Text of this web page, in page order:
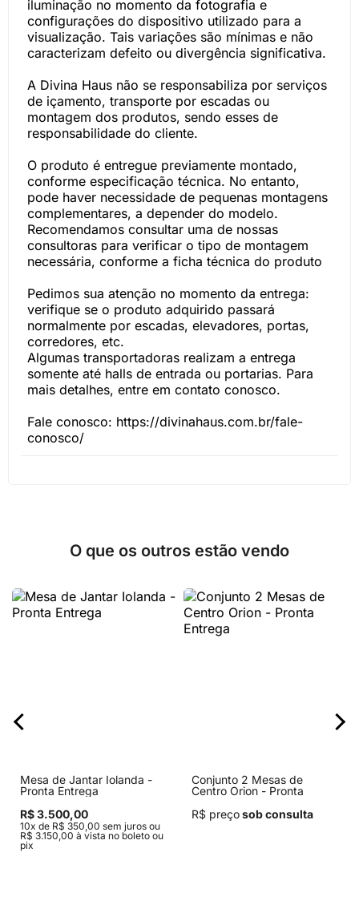
iluminação no momento da fotografia e
configurações do dispositivo utilizado para a
visualização. Tais variações são mínimas e não
caracterizam defeito ou divergência significativa.
A Divina Haus não se responsabiliza por serviços
de içamento, transporte por escadas ou
montagem dos produtos, sendo esses de
responsabilidade do cliente.
O produto é entregue previamente montado,
conforme especificação técnica. No entanto,
pode haver necessidade de pequenas montagens
complementares, a depender do modelo.
Recomendamos consultar uma de nossas
consultoras para verificar o tipo de montagem
necessária, conforme a ficha técnica do produto
Pedimos sua atenção no momento da entrega:
verifique se o produto adquirido passará
normalmente por escadas, elevadores, portas,
corredores, etc.
Algumas transportadoras realizam a entrega
somente até halls de entrada ou portarias. Para
mais detalhes, entre em contato conosco.
Fale conosco: https://divinahaus.com.br/fale-
conosco/
O que os outros estão vendo
Mesa de Jantar Iolanda -
Pronta Entrega
R$ 3.500,00
10x de R$ 350,00 sem juros ou
R$ 3.150,00 à vista no boleto ou
pix
Conjunto 2 Mesas de
Centro Orion - Pronta
R$ preçosob consulta